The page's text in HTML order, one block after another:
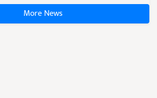
More News